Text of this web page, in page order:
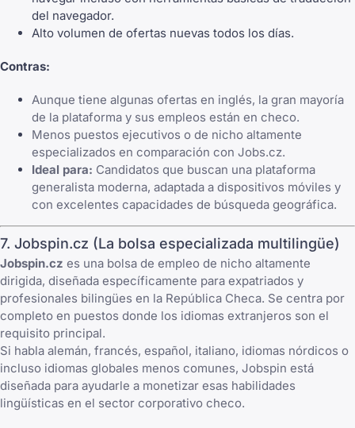
del navegador.
Alto volumen de ofertas nuevas todos los días.
Contras:
Aunque tiene algunas ofertas en inglés, la gran mayoría
de la plataforma y sus empleos están en checo.
Menos puestos ejecutivos o de nicho altamente
especializados en comparación con Jobs.cz.
Ideal para: Candidatos que buscan una plataforma
generalista moderna, adaptada a dispositivos móviles y
con excelentes capacidades de búsqueda geográfica.
7. Jobspin.cz (La bolsa especializada multilingüe)
Jobspin.cz es una bolsa de empleo de nicho altamente
dirigida, diseñada específicamente para expatriados y
profesionales bilingües en la República Checa. Se centra por
completo en puestos donde los idiomas extranjeros son el
requisito principal.
Si habla alemán, francés, español, italiano, idiomas nórdicos o
incluso idiomas globales menos comunes, Jobspin está
diseñada para ayudarle a monetizar esas habilidades
lingüísticas en el sector corporativo checo.